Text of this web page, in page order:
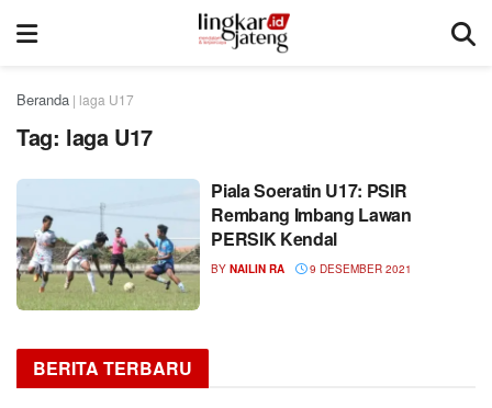
Beranda | laga U17
Tag: laga U17
Piala Soeratin U17: PSIR
Rembang Imbang Lawan
PERSIK Kendal
BY NAILIN RA 9 DESEMBER 2021
BERITA TERBARU